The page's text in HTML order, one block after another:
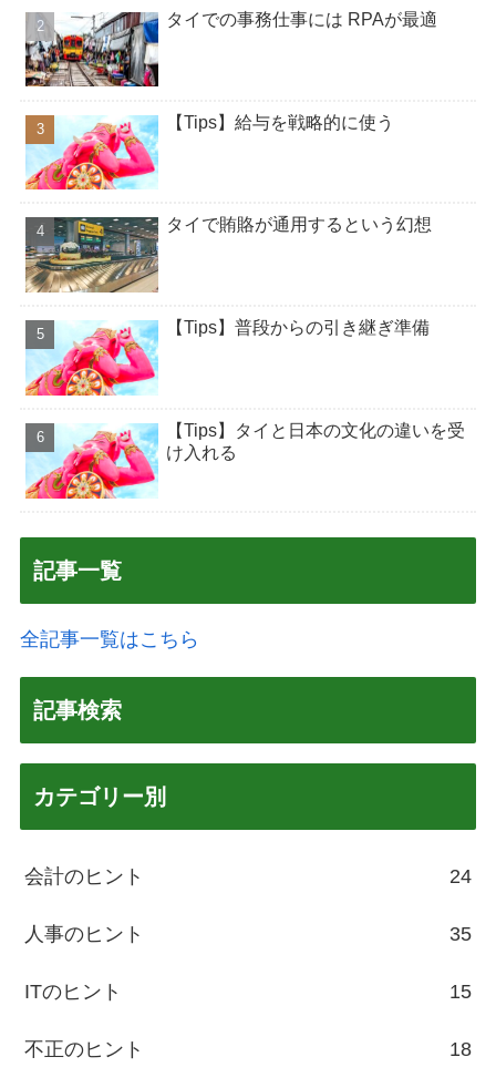
タイでの事務仕事には RPAが最適
【Tips】給与を戦略的に使う
タイで賄賂が通用するという幻想
【Tips】普段からの引き継ぎ準備
【Tips】タイと日本の文化の違いを受
け入れる
記事一覧
全記事一覧はこちら
記事検索
カテゴリー別
会計のヒント 24
人事のヒント 35
ITのヒント 15
不正のヒント 18